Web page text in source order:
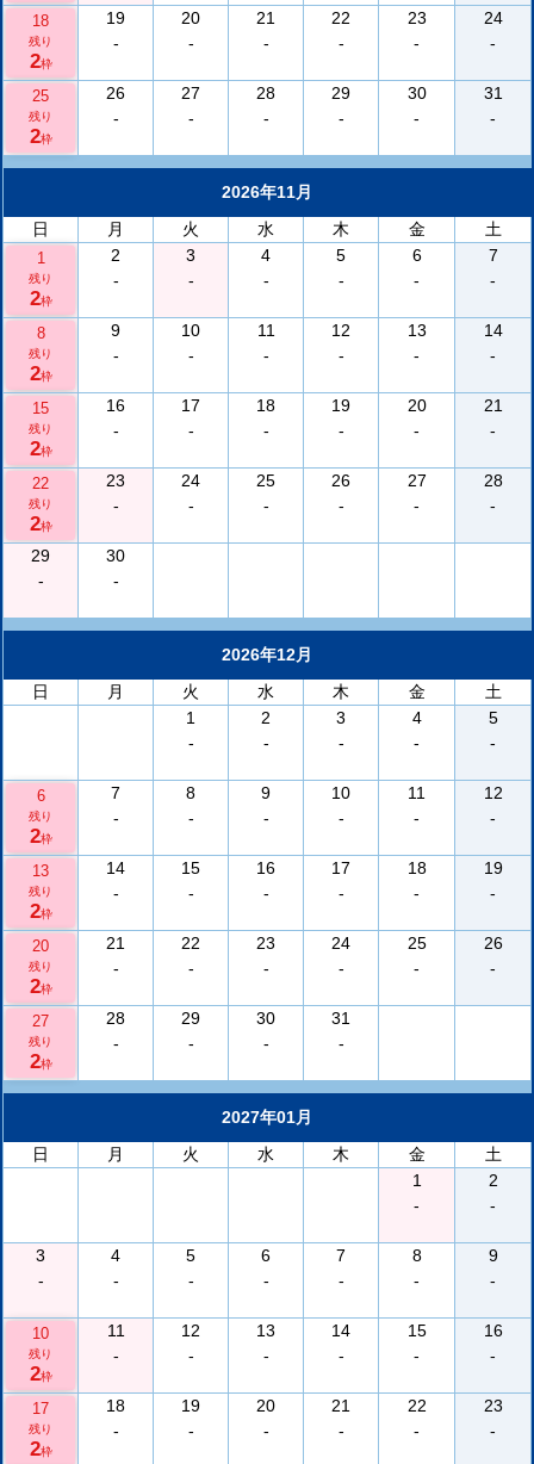
18
残り
2枠
19
-
20
-
21
-
22
-
23
-
24
-
25
残り
2枠
26
-
27
-
28
-
29
-
30
-
31
-
2026年11月
日
月 火 水 木 金 土
1
残り
2枠
2
-
3
-
4
-
5
-
6
-
7
-
8
残り
2枠
9
-
10
-
11
-
12
-
13
-
14
-
15
残り
2枠
16
-
17
-
18
-
19
-
20
-
21
-
22
残り
2枠
23
-
24
-
25
-
26
-
27
-
28
-
29
-
30
-
2026年12月
日
月 火 水 木 金
土
1
-
2
-
3
-
4
-
5
-
6
残り
2枠
7
-
8
-
9
-
10
-
11
-
12
-
13
残り
2枠
14
-
15
-
16
-
17
-
18
-
19
-
20
残り
2枠
21
-
22
-
23
-
24
-
25
-
26
-
27
残り
2枠
28
-
29
-
30
-
31
-
2027年01月
日
月 火 水 木 金
土
1
-
2
-
3
-
4
-
5
-
6
-
7
-
8
-
9
-
10
残り
2枠
11
-
12
-
13
-
14
-
15
-
16
-
17
残り
2枠
18
-
19
-
20
-
21
-
22
-
23
-